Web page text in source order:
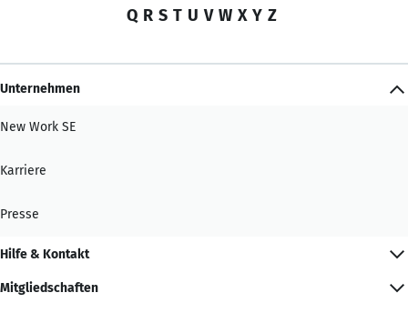
Q R S T U V W X Y Z
Unternehmen
New Work SE
Karriere
Presse
Hilfe & Kontakt
Mitgliedschaften